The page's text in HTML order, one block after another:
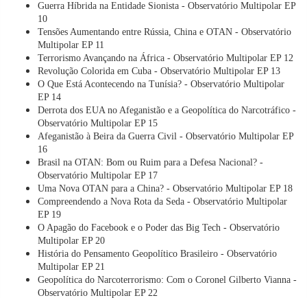
Guerra Híbrida na Entidade Sionista - Observatório Multipolar EP
10
Tensões Aumentando entre Rússia, China e OTAN - Observatório
Multipolar EP 11
Terrorismo Avançando na África - Observatório Multipolar EP 12
Revolução Colorida em Cuba - Observatório Multipolar EP 13
O Que Está Acontecendo na Tunísia? - Observatório Multipolar
EP 14
Derrota dos EUA no Afeganistão e a Geopolítica do Narcotráfico -
Observatório Multipolar EP 15
Afeganistão à Beira da Guerra Civil - Observatório Multipolar EP
16
Brasil na OTAN: Bom ou Ruim para a Defesa Nacional? -
Observatório Multipolar EP 17
Uma Nova OTAN para a China? - Observatório Multipolar EP 18
Compreendendo a Nova Rota da Seda - Observatório Multipolar
EP 19
O Apagão do Facebook e o Poder das Big Tech - Observatório
Multipolar EP 20
História do Pensamento Geopolítico Brasileiro - Observatório
Multipolar EP 21
Geopolítica do Narcoterrorismo: Com o Coronel Gilberto Vianna -
Observatório Multipolar EP 22